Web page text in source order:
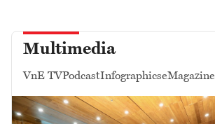
Multimedia
VnE TVPodcastInfographicseMagazine